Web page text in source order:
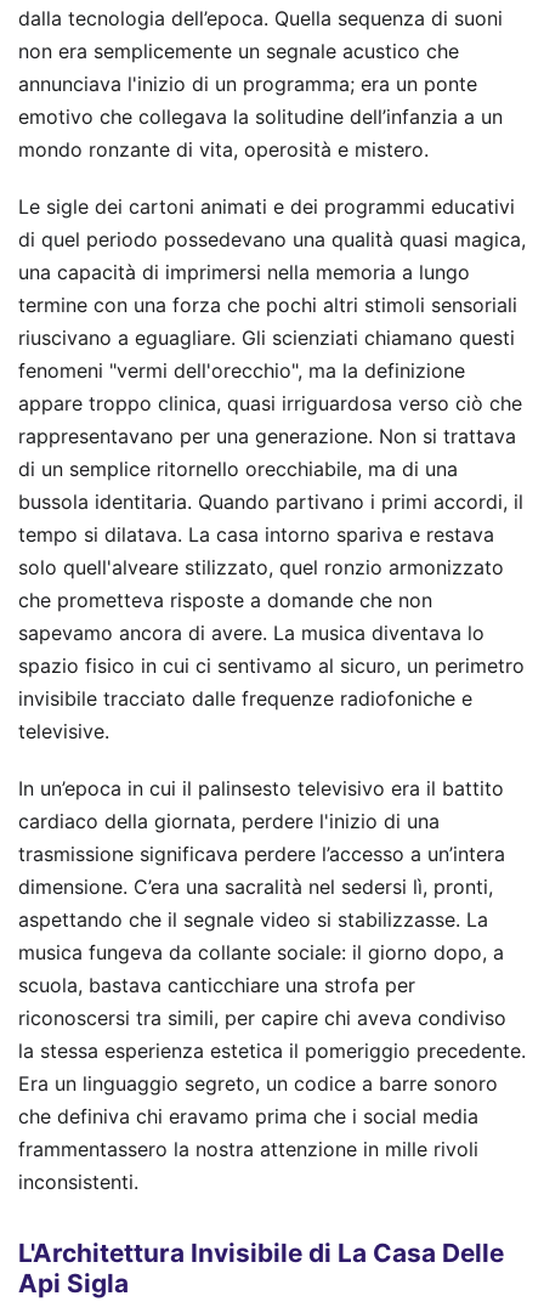
dalla tecnologia dell’epoca. Quella sequenza di suoni
non era semplicemente un segnale acustico che
annunciava l'inizio di un programma; era un ponte
emotivo che collegava la solitudine dell’infanzia a un
mondo ronzante di vita, operosità e mistero.
Le sigle dei cartoni animati e dei programmi educativi
di quel periodo possedevano una qualità quasi magica,
una capacità di imprimersi nella memoria a lungo
termine con una forza che pochi altri stimoli sensoriali
riuscivano a eguagliare. Gli scienziati chiamano questi
fenomeni "vermi dell'orecchio", ma la definizione
appare troppo clinica, quasi irriguardosa verso ciò che
rappresentavano per una generazione. Non si trattava
di un semplice ritornello orecchiabile, ma di una
bussola identitaria. Quando partivano i primi accordi, il
tempo si dilatava. La casa intorno spariva e restava
solo quell'alveare stilizzato, quel ronzio armonizzato
che prometteva risposte a domande che non
sapevamo ancora di avere. La musica diventava lo
spazio fisico in cui ci sentivamo al sicuro, un perimetro
invisibile tracciato dalle frequenze radiofoniche e
televisive.
In un’epoca in cui il palinsesto televisivo era il battito
cardiaco della giornata, perdere l'inizio di una
trasmissione significava perdere l’accesso a un’intera
dimensione. C’era una sacralità nel sedersi lì, pronti,
aspettando che il segnale video si stabilizzasse. La
musica fungeva da collante sociale: il giorno dopo, a
scuola, bastava canticchiare una strofa per
riconoscersi tra simili, per capire chi aveva condiviso
la stessa esperienza estetica il pomeriggio precedente.
Era un linguaggio segreto, un codice a barre sonoro
che definiva chi eravamo prima che i social media
frammentassero la nostra attenzione in mille rivoli
inconsistenti.
L'Architettura Invisibile di La Casa Delle
Api Sigla